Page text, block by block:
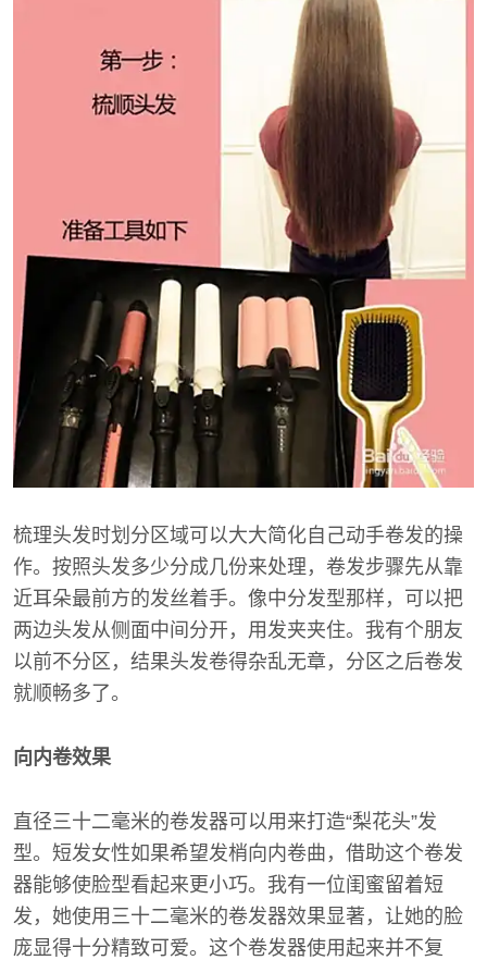
梳理头发时划分区域可以大大简化自己动手卷发的操
作。按照头发多少分成几份来处理，卷发步骤先从靠
近耳朵最前方的发丝着手。像中分发型那样，可以把
两边头发从侧面中间分开，用发夹夹住。我有个朋友
以前不分区，结果头发卷得杂乱无章，分区之后卷发
就顺畅多了。
向内卷效果
直径三十二毫米的卷发器可以用来打造“梨花头”发
型。短发女性如果希望发梢向内卷曲，借助这个卷发
器能够使脸型看起来更小巧。我有一位闺蜜留着短
发，她使用三十二毫米的卷发器效果显著，让她的脸
庞显得十分精致可爱。这个卷发器使用起来并不复